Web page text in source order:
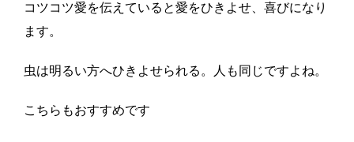
コツコツ愛を伝えていると愛をひきよせ、喜びになり
ます。
虫は明るい方へひきよせられる。人も同じですよね。
こちらもおすすめです